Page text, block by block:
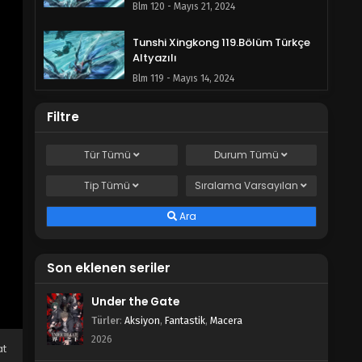
Blm 120 - Mayıs 21, 2024
Tunshi Xingkong 119.Bölüm Türkçe
Altyazılı
Blm 119 - Mayıs 14, 2024
Blm 118 - Mayıs 7, 2024
Tunshi Xingkong 117.Bölüm Türkçe
Blm 117 - Nisan 30, 2024
Tunshi Xingkong 116.Bölüm Türkçe
Altyazılı
Blm 116 - Nisan 23, 2024
Tunshi Xingkong 115.Bölüm Türkçe
Filtre
TürTümü DurumTümü
TipTümü SıralamaVarsayılan
Ara
Son eklenen seriler
Under the Gate
Türler: Aksiyon, Fantastik, Macera
2026